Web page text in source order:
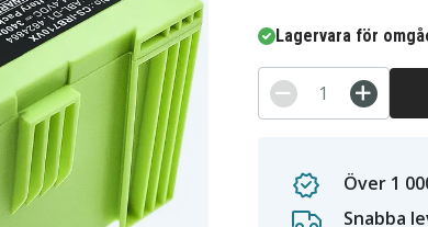
Lagervara för
Över 1
Snabba